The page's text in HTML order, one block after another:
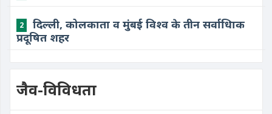
2
दिल्ली, कोलकाता व मुंबई विश्व के तीन सर्वाधिाक
प्रदूषित शहर
जैव-विविधता